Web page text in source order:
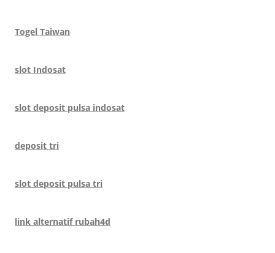
Togel Taiwan
slot Indosat
slot deposit pulsa indosat
deposit tri
slot deposit pulsa tri
link alternatif rubah4d